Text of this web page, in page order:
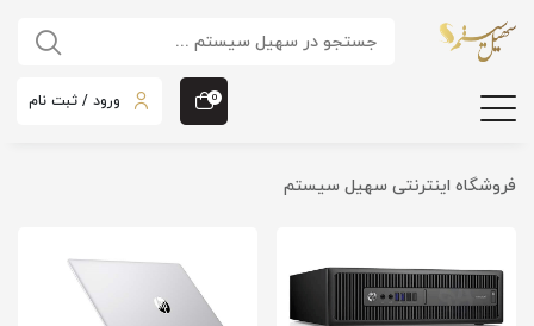
0 ورود / ثبت نام
فروشگاه اینترنتی سهیل سیستم